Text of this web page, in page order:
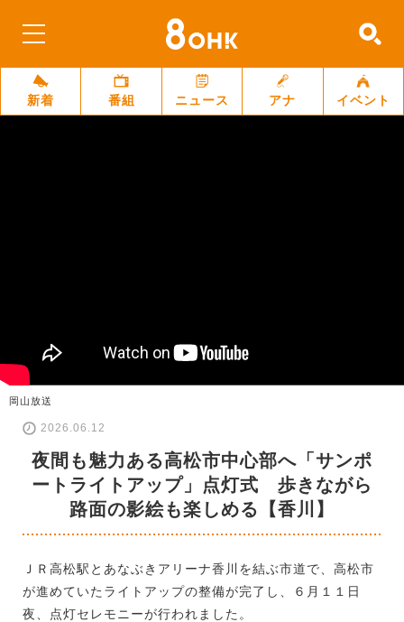
新着 番組 ニュース アナ イベント
岡山放送
2026.06.12
夜間も魅力ある高松市中心部へ「サンポ
ートライトアップ」点灯式 歩きながら
路面の影絵も楽しめる【香川】
ＪＲ高松駅とあなぶきアリーナ香川を結ぶ市道で、高松市
が進めていたライトアップの整備が完了し、６月１１日
夜、点灯セレモニーが行われました。